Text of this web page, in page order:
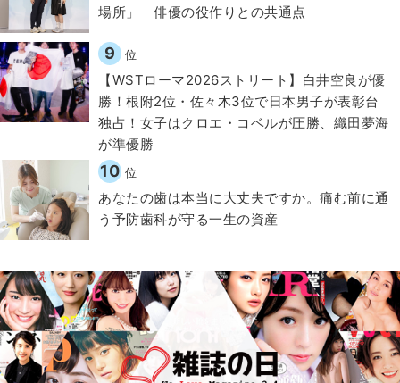
場所」 俳優の役作りとの共通点
9 位
【WSTローマ2026ストリート】白井空良が優
勝！根附2位・佐々木3位で日本男子が表彰台
独占！女子はクロエ・コベルが圧勝、織田夢海
が準優勝
10 位
​あなたの歯は本当に大丈夫ですか。痛む前に通
う予防歯科が守る一生の資産